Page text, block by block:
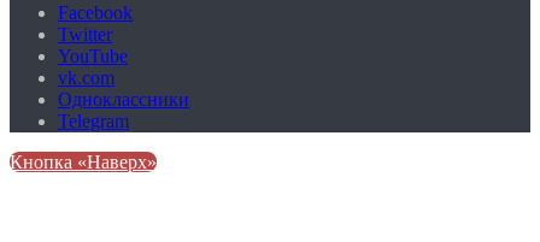
Facebook
Twitter
YouTube
vk.com
Одноклассники
Telegram
Кнопка «Наверх»